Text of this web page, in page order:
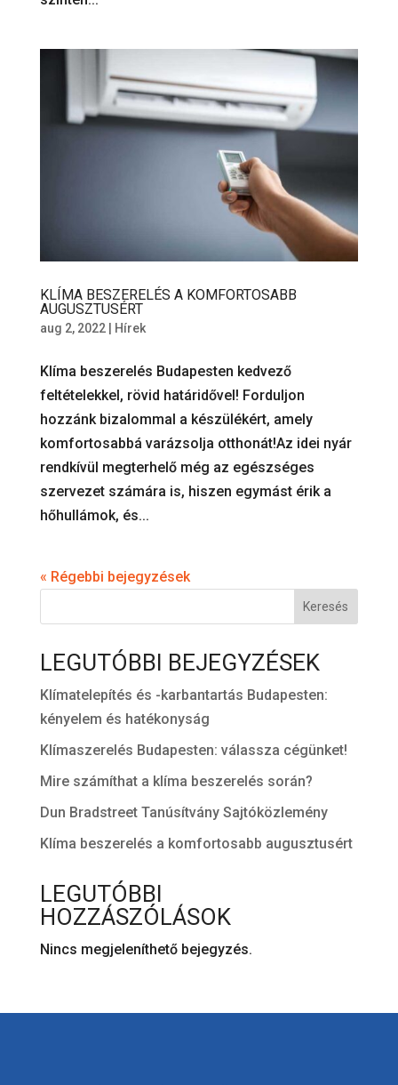
KLÍMA BESZERELÉS A KOMFORTOSABB
AUGUSZTUSÉRT
aug 2, 2022| Hírek
Klíma beszerelés Budapesten kedvező
feltételekkel, rövid határidővel! Forduljon
hozzánk bizalommal a készülékért, amely
komfortosabbá varázsolja otthonát!Az idei nyár
rendkívül megterhelő még az egészséges
szervezet számára is, hiszen egymást érik a
hőhullámok, és...
« Régebbi bejegyzések
Keresés
LEGUTÓBBI BEJEGYZÉSEK
Klímatelepítés és -karbantartás Budapesten:
kényelem és hatékonyság
Klímaszerelés Budapesten: válassza cégünket!
Mire számíthat a klíma beszerelés során?
Dun Bradstreet Tanúsítvány Sajtóközlemény
Klíma beszerelés a komfortosabb augusztusért
LEGUTÓBBI
HOZZÁSZÓLÁSOK
Nincs megjeleníthető bejegyzés.